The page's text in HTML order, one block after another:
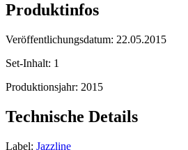
Produktinfos
Veröffentlichungsdatum: 22.05.2015
Set-Inhalt: 1
Produktionsjahr: 2015
Technische Details
Label: Jazzline